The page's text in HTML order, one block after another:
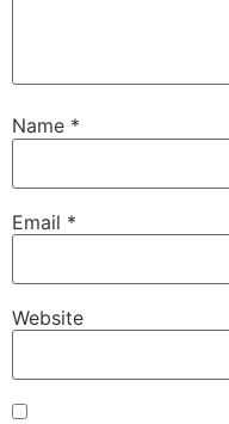
Name *
Email *
Website